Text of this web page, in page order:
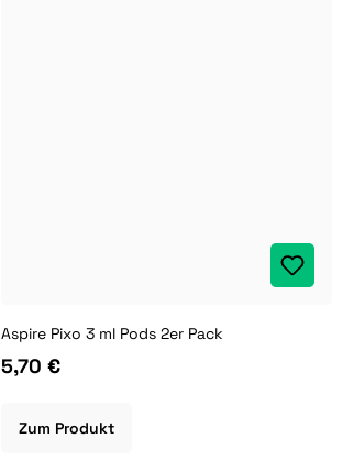
Aspire Pixo 3 ml Pods 2er Pack
5,70 €
Zum Produkt